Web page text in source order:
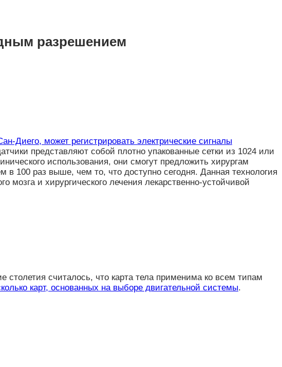
разрешением
Диего, может регистрировать электрические сигналы
представляют собой плотно упакованные сетки из 1024 или
использования, они смогут предложить хирургам
в 100 раз выше, чем то, что доступно сегодня. Данная технология
и хирургического лечения лекарственно-устойчивой
столетия считалось, что карта тела применима ко всем типам
карт, основанных на выборе двигательной системы.